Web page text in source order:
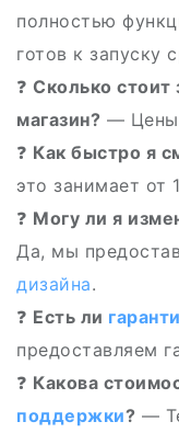
полностью
готов к запуску
❓ Сколько стоит
магазин? — Цены
❓ Как быстро я
это занимает от
❓ Могу ли я
Да, мы
дизайна.
❓ Есть ли
предоставляем
❓ Какова
поддержки? —